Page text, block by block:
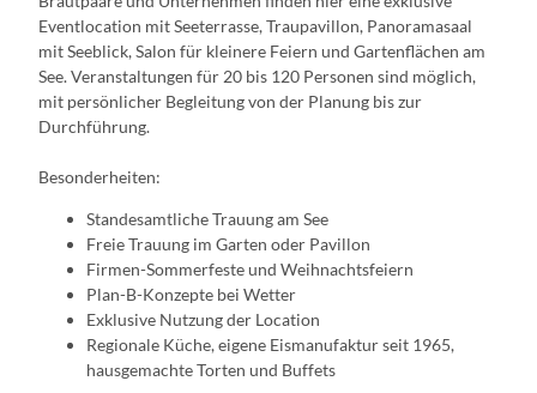
Eventlocation mit Seeterrasse, Traupavillon, Panoramasaal
mit Seeblick, Salon für kleinere Feiern und Gartenflächen am
See. Veranstaltungen für 20 bis 120 Personen sind möglich,
mit persönlicher Begleitung von der Planung bis zur
Durchführung.
Besonderheiten:
Standesamtliche Trauung am See
Freie Trauung im Garten oder Pavillon
Firmen-Sommerfeste und Weihnachtsfeiern
Plan-B-Konzepte bei Wetter
Exklusive Nutzung der Location
Regionale Küche, eigene Eismanufaktur seit 1965,
hausgemachte Torten und Buffets